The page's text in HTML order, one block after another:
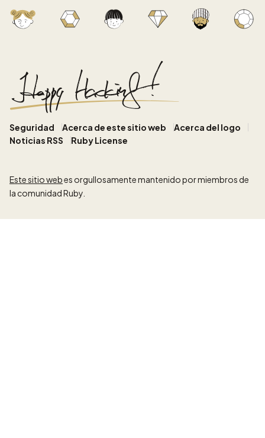
Seguridad Acerca de este sitio web
Acerca del logo
Noticias RSS
Ruby License
Este sitio webes orgullosamente mantenido por miembros de
la comunidad Ruby.